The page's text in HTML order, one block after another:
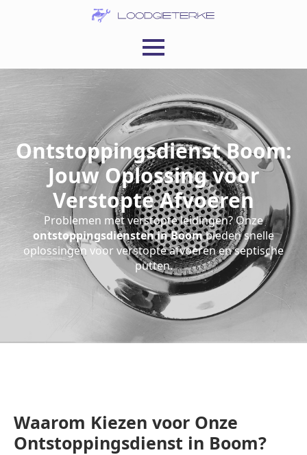
Ontstoppingsdienst Boom:
Jouw Oplossing voor
Verstopte Afvoeren
Problemen met verstopte leidingen? Onze
ontstoppingsdiensten in Boombieden snelle
oplossingen voor verstopte afvoeren en septische
putten.
Waarom Kiezen voor Onze
Ontstoppingsdienst in Boom?